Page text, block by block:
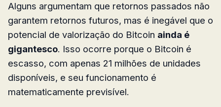
Alguns argumentam que retornos passados não
garantem retornos futuros, mas é inegável que o
potencial de valorização do Bitcoin ainda é
gigantesco. Isso ocorre porque o Bitcoin é
escasso, com apenas 21 milhões de unidades
disponíveis, e seu funcionamento é
matematicamente previsível.